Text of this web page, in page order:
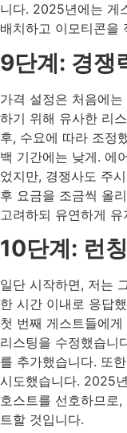
니다. 2025년에는 게
배치하고 이모티콘을
9단계: 경쟁
가격 설정은 처음에
하기 위해 유사한 리
후, 수요에 따라 조정
백 기간에는 낮게. 에
었지만, 경쟁사도 주
후 요금을 조금씩 올
고려하되 유연하게
10단계: 런
일단 시작하면, 저는
한 시간 이내로 응답
첫 번째 게스트들에
리스팅을 수정했습니
를 추가했습니다. 또
시도했습니다. 2025
호스트를 선호하므로
트할 것입니다.